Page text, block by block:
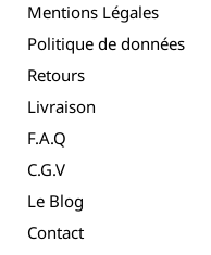
Mentions Légales
Politique de données
Retours
Livraison
F.A.Q
C.G.V
Le Blog
Contact